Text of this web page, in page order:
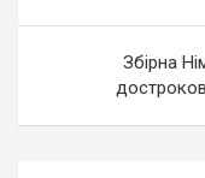
Збірна